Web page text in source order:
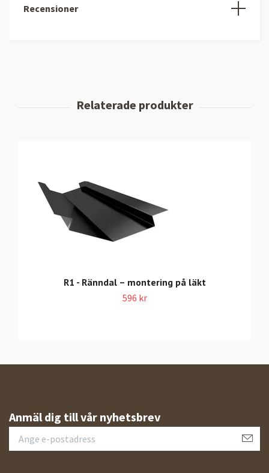
Recensioner
R1 - Ränndal – montering på läkt
596 kr
Anmäl dig till vår nyhetsbrev